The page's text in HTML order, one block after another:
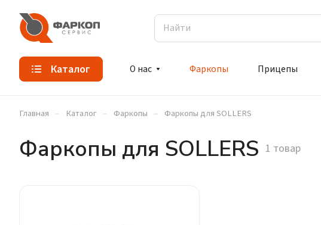
Каталог О нас Фаркопы Прицепы
Главная – Каталог – Фаркопы – Фаркопы для SOLLERS
Фаркопы для SOLLERS 1 товар